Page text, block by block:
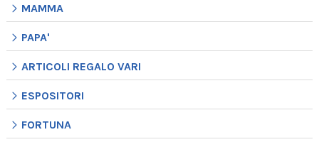
MAMMA
PAPA'
ARTICOLI REGALO VARI
ESPOSITORI
FORTUNA